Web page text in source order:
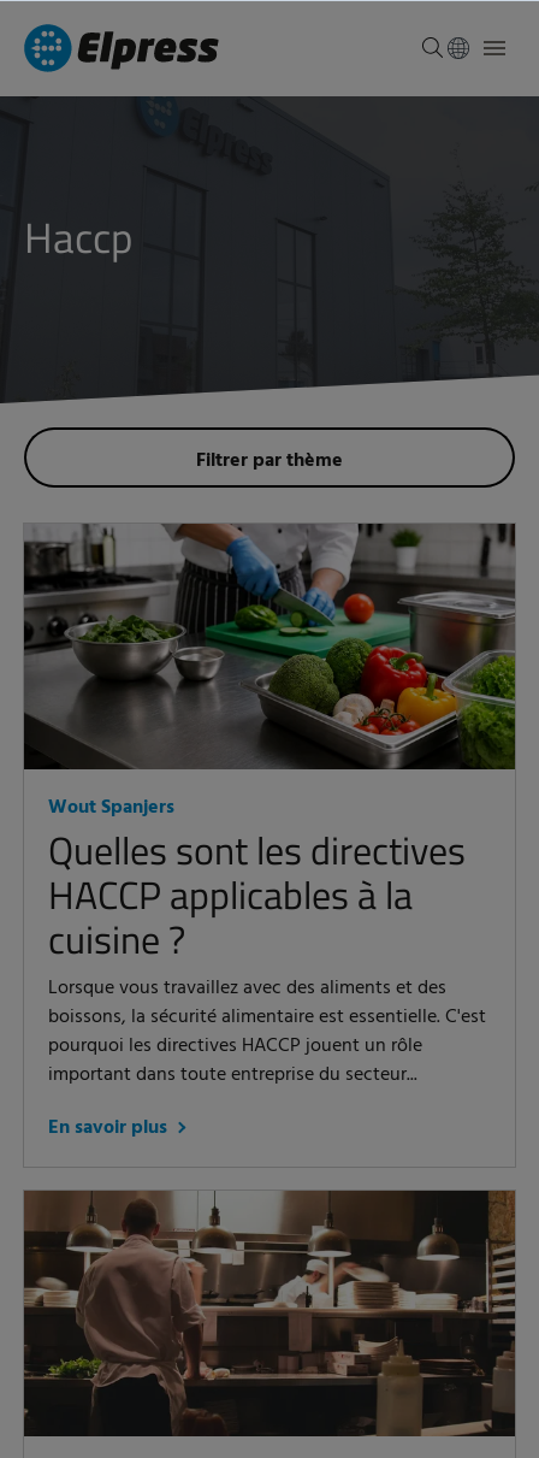
haccp
Filtrer par thème
Wout Spanjers
Quelles sont les directives
HACCP applicables à la
cuisine ?
Lorsque vous travaillez avec des aliments et des
boissons, la sécurité alimentaire est essentielle. C'est
pourquoi les directives HACCP jouent un rôle
important dans toute entreprise du secteur...
En savoir plus